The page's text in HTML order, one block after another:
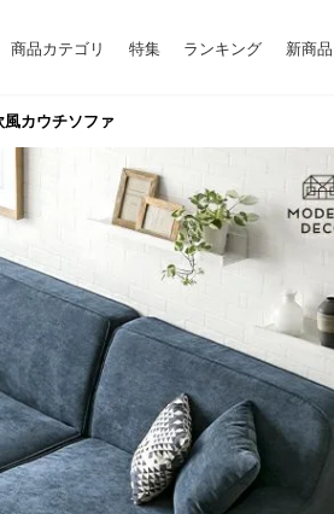
商品カテゴリ 特集 ランキング 新商品
カウチソファ